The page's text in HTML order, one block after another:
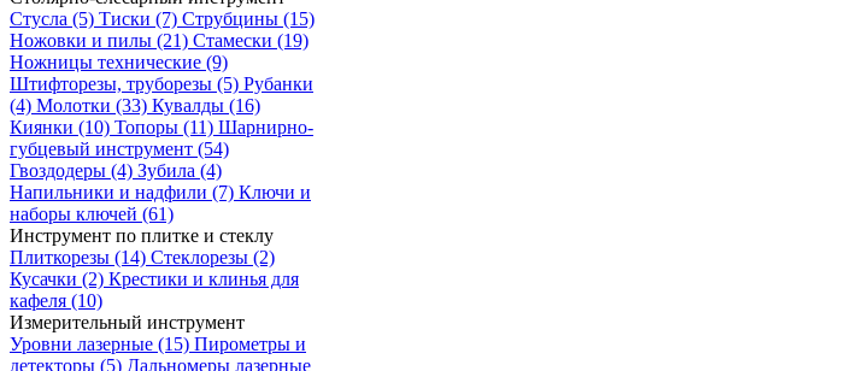
Стусла (5) Тиски (7) Струбцины (15)
Ножовки и пилы (21) Стамески (19)
Ножницы технические (9)
Штифторезы, труборезы (5) Рубанки
(4) Молотки (33) Кувалды (16)
Киянки (10) Топоры (11) Шарнирно-
губцевый инструмент (54)
Гвоздодеры (4) Зубила (4)
Напильники и надфили (7) Ключи и
наборы ключей (61)
Инструмент по плитке и стеклу
Плиткорезы (14) Стеклорезы (2)
Кусачки (2) Крестики и клинья для
кафеля (10)
Измерительный инструмент
Уровни лазерные (15) Пирометры и
детекторы (5) Дальномеры лазерные